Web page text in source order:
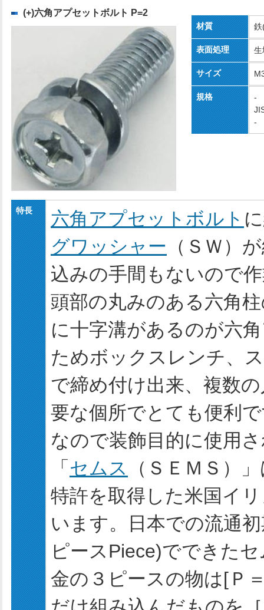
(+)六角アプセットボルト P=2
材質 鉄
表面処理 生
サイズ
規格
-
-
特長 六角アプセットボルト
グワッシャー （ＳＷ）
込みの手間もないので
頭部の丸みのある六角
に十字溝があるのが六
ためボックスレンチ、
で締め付け出来、複数
要な個所でとても便利
なので装飾目的に使用
「 セムス
（ＳＥＭＳ）
特許を取得した米国イ
います。日本での流通
ピースPiece)でできた
金の３ピースの物は[Ｐ